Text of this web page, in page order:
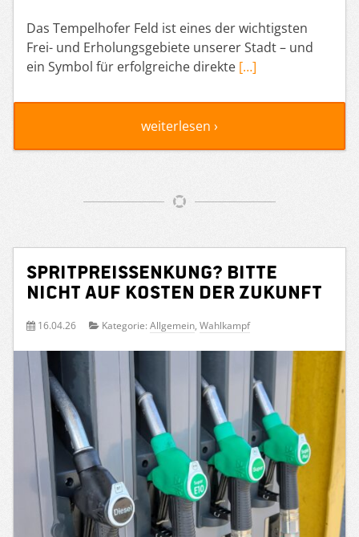
Das Tempelhofer Feld ist eines der wichtigsten
Frei- und Erholungsgebiete unserer Stadt – und
ein Symbol für erfolgreiche direkte […]
weiterlesen ›
Spritpreissenkung? Bitte
nicht auf Kosten der Zukunft
16.04.26 Kategorie: Allgemein, Wahlkampf